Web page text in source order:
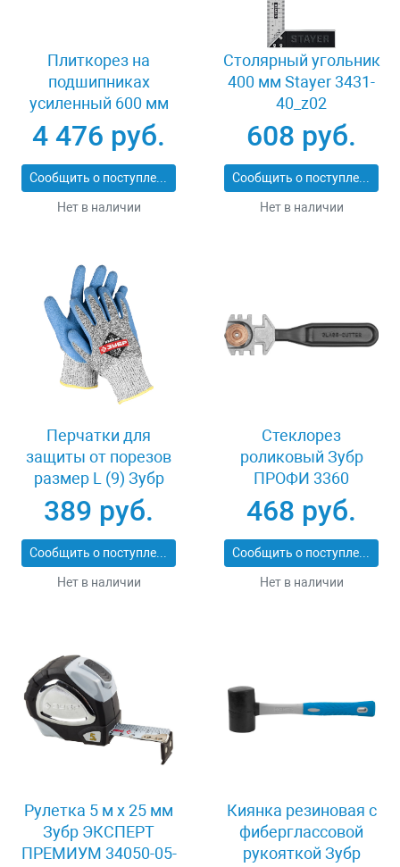
Плиткорез на
подшипниках
усиленный 600 мм
Stayer PROFI 3318-60
4 476 руб.
Сообщить о поступлении
Нет в наличии
Столярный угольник
400 мм Stayer 3431-
40_z02
608 руб.
Сообщить о поступлении
Нет в наличии
Перчатки для
защиты от порезов
размер L (9) Зубр
11277-L
389 руб.
Сообщить о поступлении
Нет в наличии
Стеклорез
роликовый Зубр
ПРОФИ 3360
468 руб.
Сообщить о поступлении
Нет в наличии
Рулетка 5 м x 25 мм
Зубр ЭКСПЕРТ
ПРЕМИУМ 34050-05-
Киянка резиновая с
фиберглассовой
рукояткой Зубр